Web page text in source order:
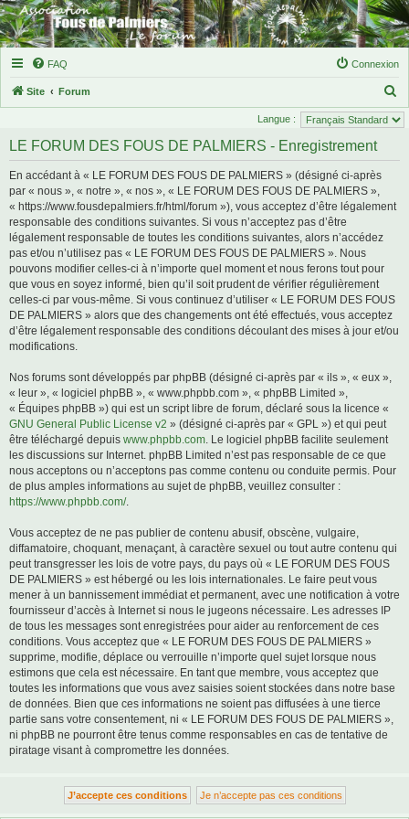
FAQ Connexion
Site Forum
e
Langue :
LE FORUM DES FOUS DE PALMIERS - Enregistrement
En accédant à « LE FORUM DES FOUS DE PALMIERS » (désigné ci-après
par « nous », « notre », « nos », « LE FORUM DES FOUS DE PALMIERS »,
« https://www.fousdepalmiers.fr/html/forum »), vous acceptez d’être légalement
responsable des conditions suivantes. Si vous n’acceptez pas d’être
légalement responsable de toutes les conditions suivantes, alors n’accédez
pas et/ou n’utilisez pas « LE FORUM DES FOUS DE PALMIERS ». Nous
pouvons modifier celles-ci à n’importe quel moment et nous ferons tout pour
que vous en soyez informé, bien qu’il soit prudent de vérifier régulièrement
celles-ci par vous-même. Si vous continuez d’utiliser « LE FORUM DES FOUS
DE PALMIERS » alors que des changements ont été effectués, vous acceptez
d’être légalement responsable des conditions découlant des mises à jour et/ou
modifications.
Nos forums sont développés par phpBB (désigné ci-après par « ils », « eux »,
« leur », « logiciel phpBB », « www.phpbb.com », « phpBB Limited »,
« Équipes phpBB ») qui est un script libre de forum, déclaré sous la licence «
GNU General Public License v2 » (désigné ci-après par « GPL ») et qui peut
être téléchargé depuis www.phpbb.com. Le logiciel phpBB facilite seulement
les discussions sur Internet. phpBB Limited n’est pas responsable de ce que
nous acceptons ou n’acceptons pas comme contenu ou conduite permis. Pour
de plus amples informations au sujet de phpBB, veuillez consulter :
https://www.phpbb.com/.
Vous acceptez de ne pas publier de contenu abusif, obscène, vulgaire,
diffamatoire, choquant, menaçant, à caractère sexuel ou tout autre contenu qui
peut transgresser les lois de votre pays, du pays où « LE FORUM DES FOUS
DE PALMIERS » est hébergé ou les lois internationales. Le faire peut vous
mener à un bannissement immédiat et permanent, avec une notification à votre
fournisseur d’accès à Internet si nous le jugeons nécessaire. Les adresses IP
de tous les messages sont enregistrées pour aider au renforcement de ces
conditions. Vous acceptez que « LE FORUM DES FOUS DE PALMIERS »
supprime, modifie, déplace ou verrouille n’importe quel sujet lorsque nous
estimons que cela est nécessaire. En tant que membre, vous acceptez que
toutes les informations que vous avez saisies soient stockées dans notre base
de données. Bien que ces informations ne soient pas diffusées à une tierce
partie sans votre consentement, ni « LE FORUM DES FOUS DE PALMIERS »,
ni phpBB ne pourront être tenus comme responsables en cas de tentative de
piratage visant à compromettre les données.